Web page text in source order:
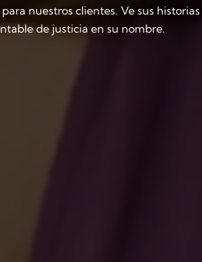
nuestros clientes. Ve sus
de justicia en su nombre.